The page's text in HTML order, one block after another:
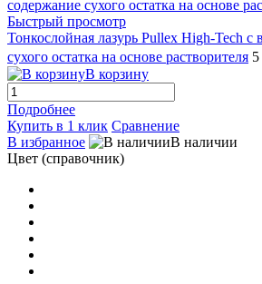
Быстрый просмотр
Тонкослойная лазурь Рullex High-Tech
сухого остатка на основе растворителя
В корзину
Подробнее
Купить в 1 клик Сравнение
В избранное
В наличии
Цвет (справочник)